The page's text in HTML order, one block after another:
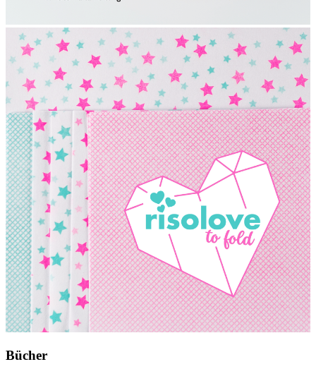
Bücher